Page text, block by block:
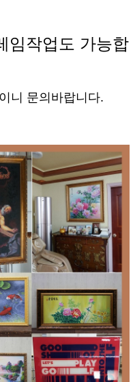
임작업도 가능합
니 문의바랍니다.